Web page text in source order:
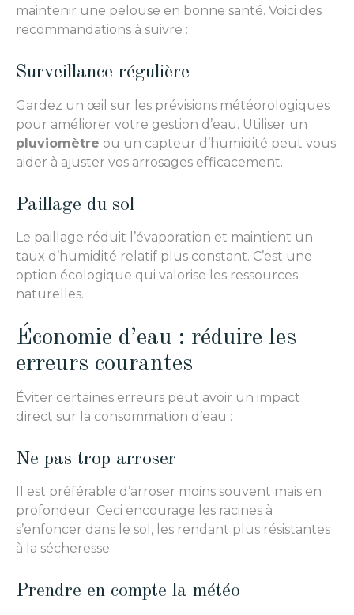
maintenir une pelouse en bonne santé. Voici des
recommandations à suivre :
Surveillance régulière
Gardez un œil sur les prévisions météorologiques
pour améliorer votre gestion d’eau. Utiliser un
pluviomètre ou un capteur d’humidité peut vous
aider à ajuster vos arrosages efficacement.
Paillage du sol
Le paillage réduit l’évaporation et maintient un
taux d’humidité relatif plus constant. C’est une
option écologique qui valorise les ressources
naturelles.
Économie d’eau : réduire les
erreurs courantes
Éviter certaines erreurs peut avoir un impact
direct sur la consommation d’eau :
Ne pas trop arroser
Il est préférable d’arroser moins souvent mais en
profondeur. Ceci encourage les racines à
s’enfoncer dans le sol, les rendant plus résistantes
à la sécheresse.
Prendre en compte la météo